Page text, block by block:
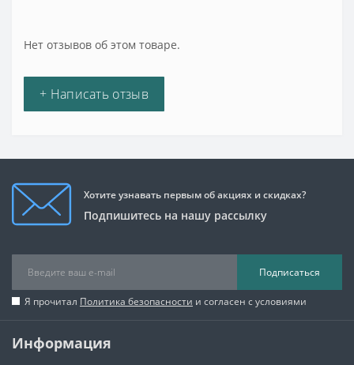
Нет отзывов об этом товаре.
+ Написать отзыв
Хотите узнавать первым об акциях и скидках?
Подпишитесь на нашу рассылку
Подписаться
Я прочитал Политика безопасности и согласен с условиями
Информация